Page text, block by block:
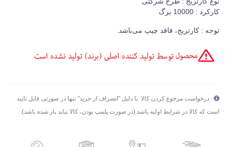
کارکرد : 10000 برگ
توجه : کارتریج، فاقد چیپ می‌باشد.
درخواست مرجوع کردن کالا با دلیل "انصراف از خرید" تنها در صورتی قابل تایید
است که کالا در شرایط اولیه باشد (در صورت پلمپ بودن، کالا نباید باز شده باشد).